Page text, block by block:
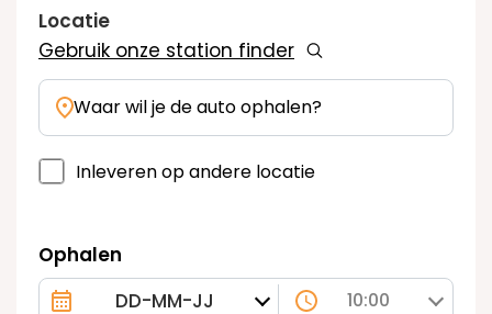
Ophalen
10:00
Gebruik onze station finder
Locatie
Waar wil je de auto ophalen?
Inleveren op andere locatie